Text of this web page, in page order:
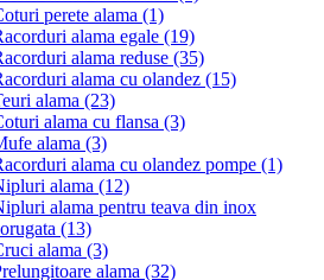
perete alama (1)
alama egale (19)
alama reduse (35)
alama cu olandez (15)
alama (23)
alama cu flansa (3)
alama (3)
alama cu olandez pompe (1)
alama (12)
alama pentru teava din inox
(13)
alama (3)
alama (32)